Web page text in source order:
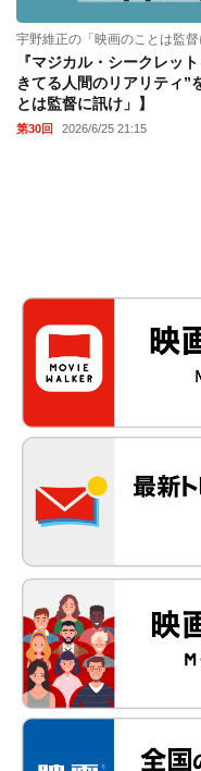
宇野維正の「映画のことは監督
『マジカル・シークレッ
きてる人間のリアリティ”
とは監督に訊け」】
第30回 2026/6/25 21:15